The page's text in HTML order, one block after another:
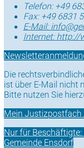
Telefon: +49
Fax: +49 6831
E-Mail:
Internet:http://
Die
ist über E-Mail nicht
Bitte nutzen Sie
Mein Justizpostfach
Nur für
Gemeinde Ensdorf